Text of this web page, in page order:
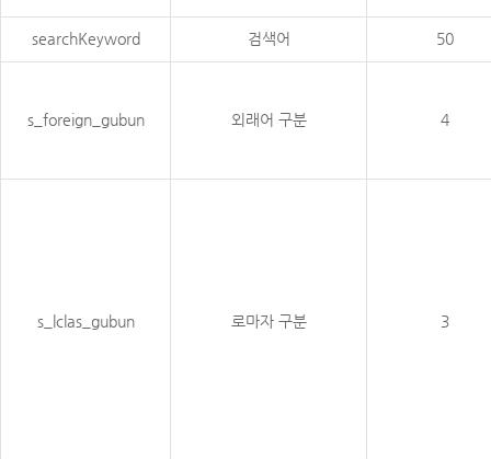
searchKeyword 검색어 50
s_foreign_gubun 외래어 구분 4
s_lclas_gubun 로마자 구분 3